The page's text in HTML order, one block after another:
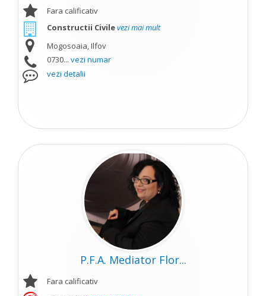
Fara calificativ
Constructii Civilevezi mai mult
Mogosoaia, Ilfov
0730... vezi numar
vezi detalii
P.F.A. Mediator Flor...
Fara calificativ